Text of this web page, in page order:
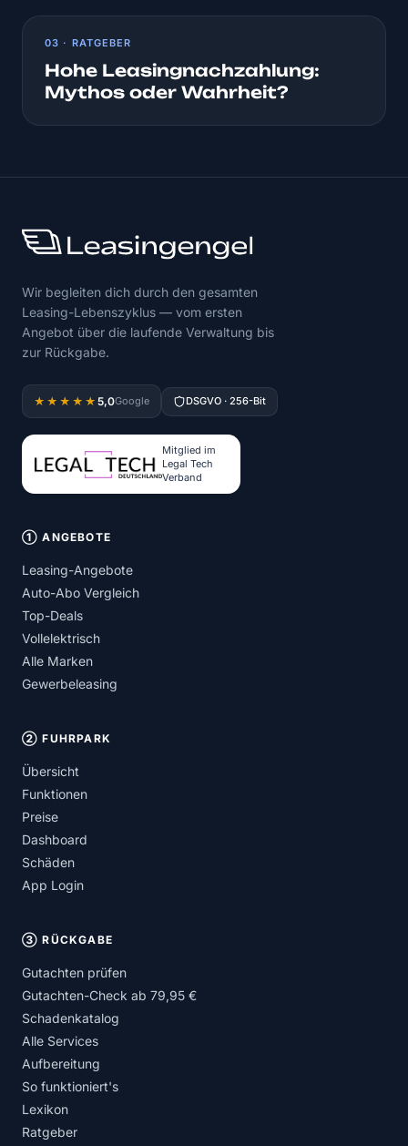
03 · RATGEBER
Hohe Leasingnachzahlung:
Mythos oder Wahrheit?
Wir begleiten dich durch den gesamten
Leasing-Lebenszyklus — vom ersten
Angebot über die laufende Verwaltung bis
zur Rückgabe.
★★★★★ 5,0Google DSGVO · 256-Bit
Mitglied im
Legal Tech
Verband
① ANGEBOTE
Leasing-Angebote
Auto-Abo Vergleich
Top-Deals
Vollelektrisch
Alle Marken
Gewerbeleasing
② FUHRPARK
Übersicht
Funktionen
Preise
Dashboard
Schäden
App Login
③ RÜCKGABE
Gutachten prüfen
Gutachten-Check ab 79,95 €
Schadenkatalog
Alle Services
Aufbereitung
So funktioniert's
Lexikon
Ratgeber